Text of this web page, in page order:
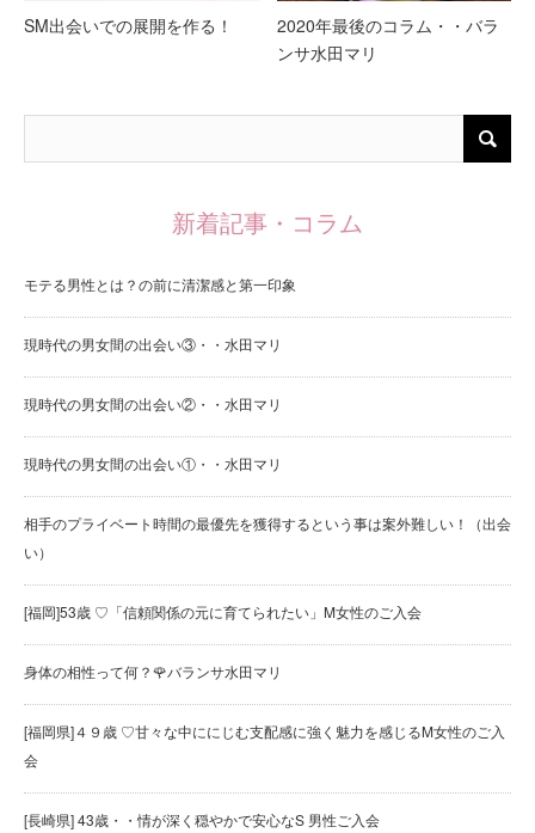
SM出会いでの展開を作る！
2020年最後のコラム・・バラ
ンサ水田マリ
新着記事・コラム
モテる男性とは？の前に清潔感と第一印象
現時代の男女間の出会い③・・水田マリ
現時代の男女間の出会い②・・水田マリ
現時代の男女間の出会い①・・水田マリ
相手のプライベート時間の最優先を獲得するという事は案外難しい！（出会
い）
[福岡]53歳 ♡「信頼関係の元に育てられたい」M女性のご入会
身体の相性って何？🌹バランサ水田マリ
[福岡県]４９歳 ♡甘々な中ににじむ支配感に強く魅力を感じるM女性のご入
会
[長崎県] 43歳・・情が深く穏やかで安心なS 男性ご入会